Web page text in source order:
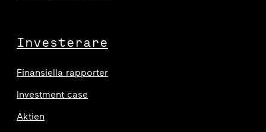
Investerare
Finansiella rapporter
Investment case
Aktien